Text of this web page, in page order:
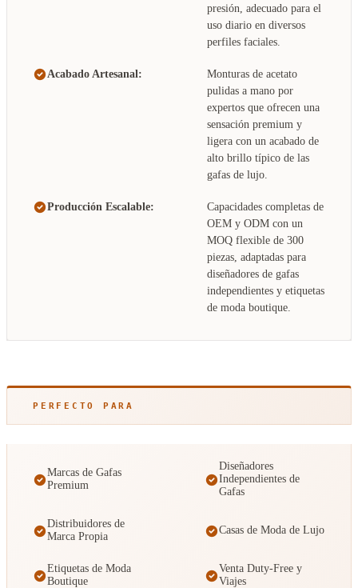
presión, adecuado para el
uso diario en diversos
perfiles faciales.
Acabado Artesanal:
Monturas de acetato
pulidas a mano por
expertos que ofrecen una
sensación premium y
ligera con un acabado de
alto brillo típico de las
gafas de lujo.
Producción Escalable:
Capacidades completas de
OEM y ODM con un
MOQ flexible de 300
piezas, adaptadas para
diseñadores de gafas
independientes y etiquetas
de moda boutique.
PERFECTO PARA
Marcas de Gafas
Premium
Diseñadores
Independientes de
Gafas
Distribuidores de
Marca Propia
Casas de Moda de Lujo
Etiquetas de Moda
Boutique
Venta Duty-Free y
Viajes